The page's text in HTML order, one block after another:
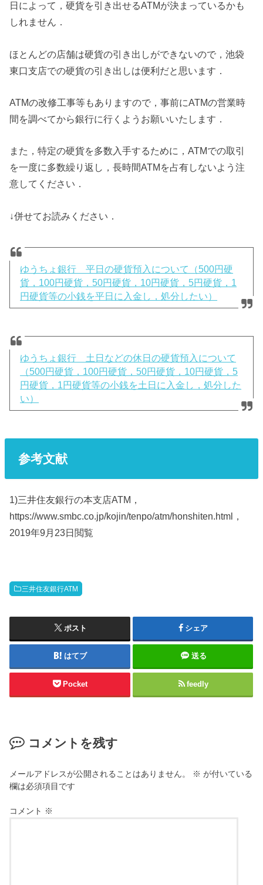
日によって，硬貨を引き出せるATMが決まっているかも
しれません．
ほとんどの店舗は硬貨の引き出しができないので，池袋
東口支店での硬貨の引き出しは便利だと思います．
ATMの改修工事等もありますので，事前にATMの営業時
間を調べてから銀行に行くようお願いいたします．
また，特定の硬貨を多数入手するために，ATMでの取引
を一度に多数繰り返し，長時間ATMを占有しないよう注
意してください．
↓併せてお読みください．
ゆうちょ銀行 平日の硬貨預入について（500円硬
貨，100円硬貨，50円硬貨，10円硬貨，5円硬貨，1
円硬貨等の小銭を平日に入金し，処分したい）
ゆうちょ銀行 土日などの休日の硬貨預入について
（500円硬貨，100円硬貨，50円硬貨，10円硬貨，5
円硬貨，1円硬貨等の小銭を土日に入金し，処分した
い）
参考文献
1)三井住友銀行の本支店ATM，
https://www.smbc.co.jp/kojin/tenpo/atm/honshiten.html，
2019年9月23日閲覧
三井住友銀行ATM
ポスト シェア
はてブ 送る
Pocket feedly
コメントを残す
メールアドレスが公開されることはありません。 ※ が付いている
欄は必須項目です
コメント ※